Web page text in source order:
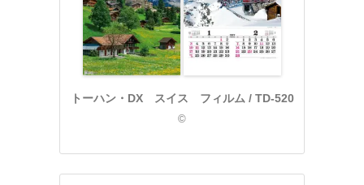
トーハン・DX スイス フィルム / TD-520
©